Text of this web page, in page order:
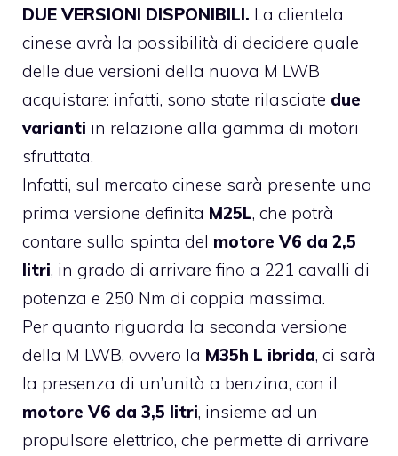
DUE VERSIONI DISPONIBILI. La clientela
cinese avrà la possibilità di decidere quale
delle due versioni della nuova M LWB
acquistare: infatti, sono state rilasciate due
varianti in relazione alla gamma di motori
sfruttata.
Infatti, sul mercato cinese sarà presente una
prima versione definita M25L, che potrà
contare sulla spinta del motore V6 da 2,5
litri, in grado di arrivare fino a 221 cavalli di
potenza e 250 Nm di coppia massima.
Per quanto riguarda la seconda versione
della M LWB, ovvero la M35h L ibrida, ci sarà
la presenza di un’unità a benzina, con il
motore V6 da 3,5 litri, insieme ad un
propulsore elettrico, che permette di arrivare